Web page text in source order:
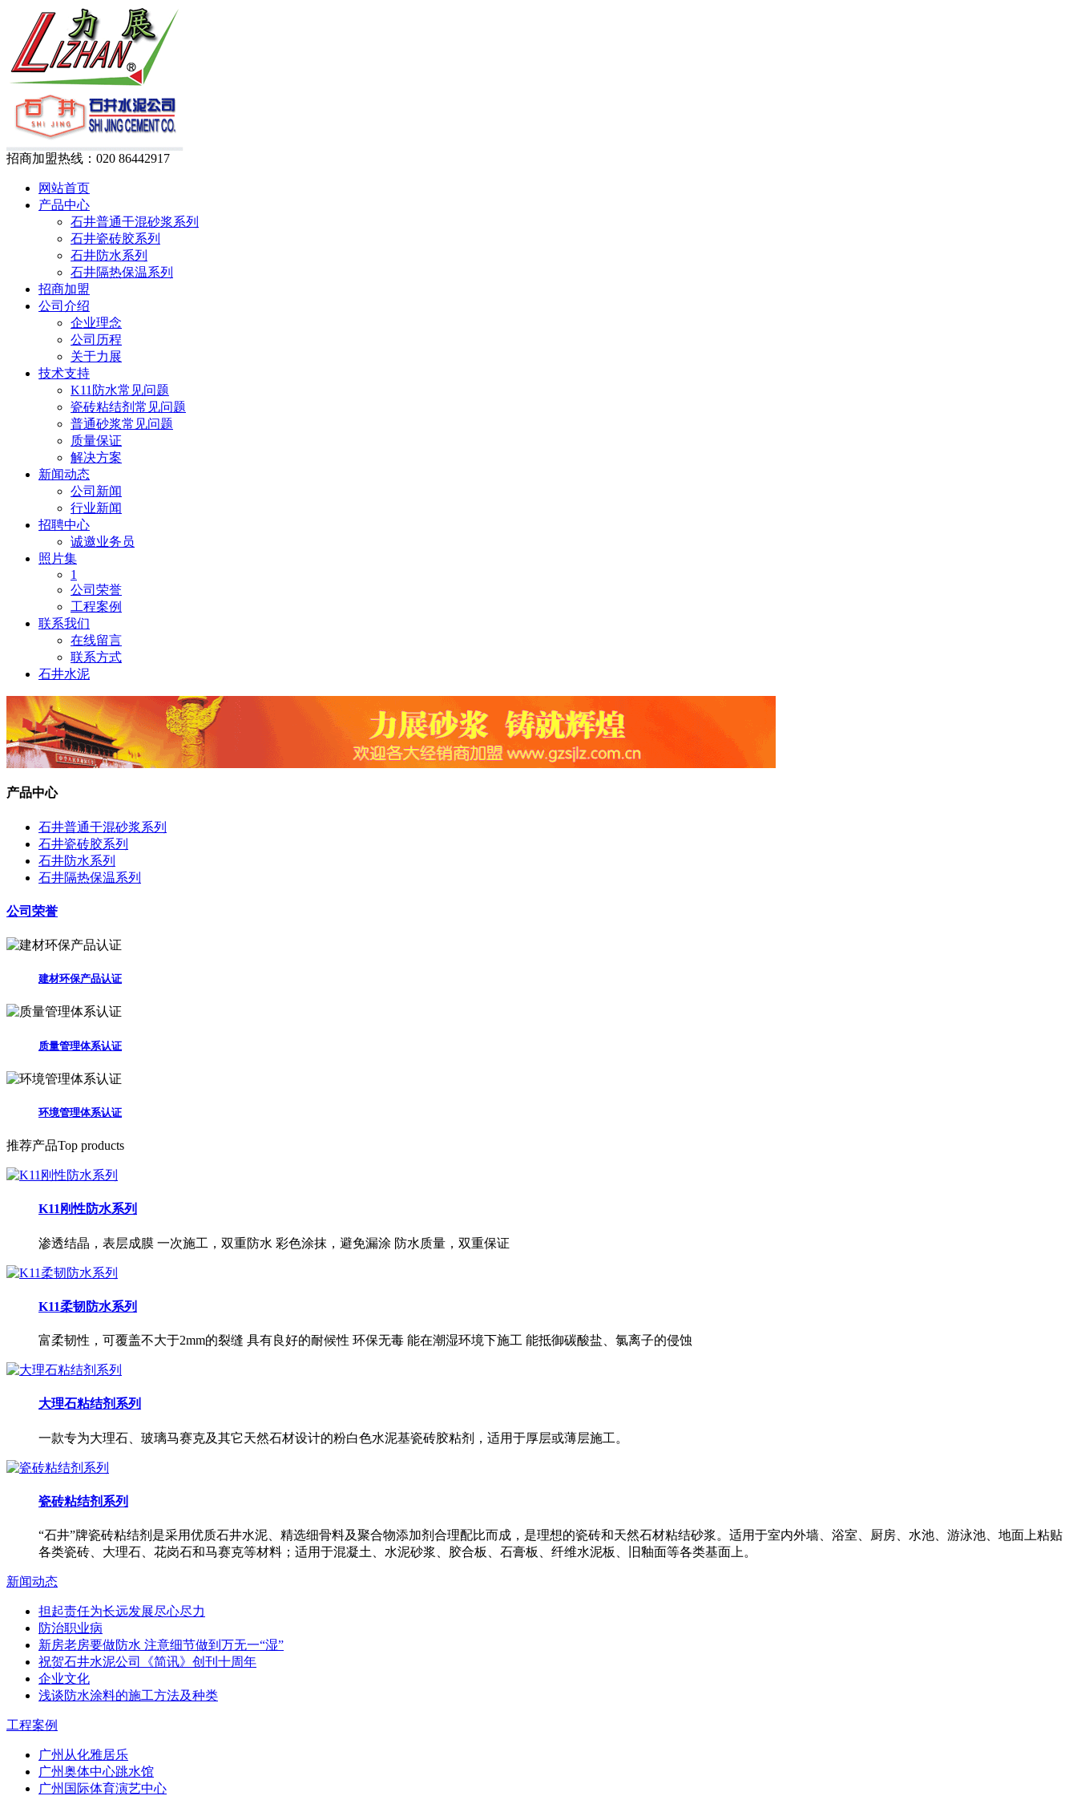
招商加盟热线： 020 86442917
网站首页
产品中心
石井普通干混砂浆系列
石井瓷砖胶系列
石井防水系列
石井隔热保温系列
招商加盟
公司介绍
企业理念
公司历程
关于力展
技术支持
K11防水常见问题
瓷砖粘结剂常见问题
普通砂浆常见问题
质量保证
解决方案
新闻动态
公司新闻
行业新闻
招聘中心
诚邀业务员
照片集
1
公司荣誉
工程案例
联系我们
在线留言
联系方式
石井水泥
产品中心
石井普通干混砂浆系列
石井瓷砖胶系列
石井防水系列
石井隔热保温系列
公司荣誉
建材环保产品认证
质量管理体系认证
环境管理体系认证
推荐产品Top products
K11刚性防水系列
渗透结晶，表层成膜 一次施工，双重防水 彩色涂抹，避免漏涂 防水质量，双重保证
K11柔韧防水系列
富柔韧性，可覆盖不大于2mm的裂缝 具有良好的耐候性 环保无毒 能在潮湿环境下施工 能抵御碳酸盐、氯离子的侵蚀
大理石粘结剂系列
一款专为大理石、玻璃马赛克及其它天然石材设计的粉白色水泥基瓷砖胶粘剂，适用于厚层或薄层施工。
瓷砖粘结剂系列
“石井”牌瓷砖粘结剂是采用优质石井水泥、精选细骨料及聚合物添加剂合理配比而成，是理想的瓷砖和天然石材粘结砂浆。适用于室内外墙、浴室、厨房、水池、游泳池、地面上粘贴
各类瓷砖、大理石、花岗石和马赛克等材料；适用于混凝土、水泥砂浆、胶合板、石膏板、纤维水泥板、旧釉面等各类基面上。
新闻动态
担起责任为长远发展尽心尽力
防治职业病
新房老房要做防水 注意细节做到万无一“湿”
祝贺石井水泥公司《简讯》创刊十周年
企业文化
浅谈防水涂料的施工方法及种类
工程案例
广州从化雅居乐
广州奥体中心跳水馆
广州国际体育演艺中心